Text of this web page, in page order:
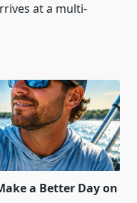
at a multi-
a Better Day on